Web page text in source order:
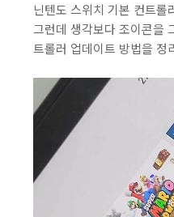
닌텐도 스위치 기본 컨트롤
그런데 생각보다 조이콘을
트롤러 업데이트 방법을 정